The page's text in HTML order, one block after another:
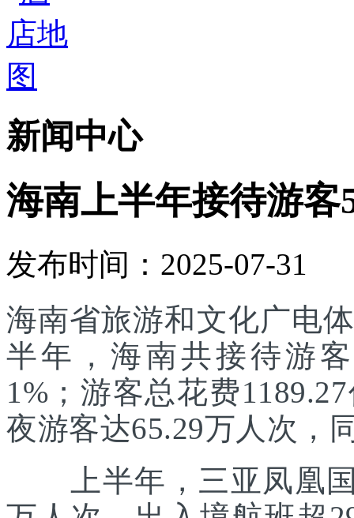
新闻中心
海南上半年接待游客
发布时间：2025-07-31
海南省旅游和文化广电
半年，海南共接待游
1%；游客总花费
夜游客达65.29万人次，
上半年，三亚凤凰国